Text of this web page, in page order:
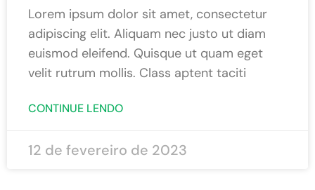
Lorem ipsum dolor sit amet, consectetur
adipiscing elit. Aliquam nec justo ut diam
euismod eleifend. Quisque ut quam eget
velit rutrum mollis. Class aptent taciti
CONTINUE LENDO
12 de fevereiro de 2023